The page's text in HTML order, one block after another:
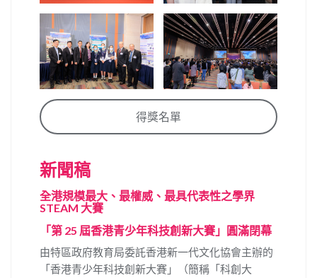
得獎名單
新聞稿
全港規模最大、最權威、最具代表性之學界
STEAM 大賽
「第 25 屆香港青少年科技創新大賽」圓滿閉幕
由特區政府教育局委託香港新一代文化協會主辦的
「香港青少年科技創新大賽」（簡稱「科創大